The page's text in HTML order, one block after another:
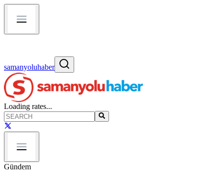
samanyoluhaber
Loading rates...
Gündem